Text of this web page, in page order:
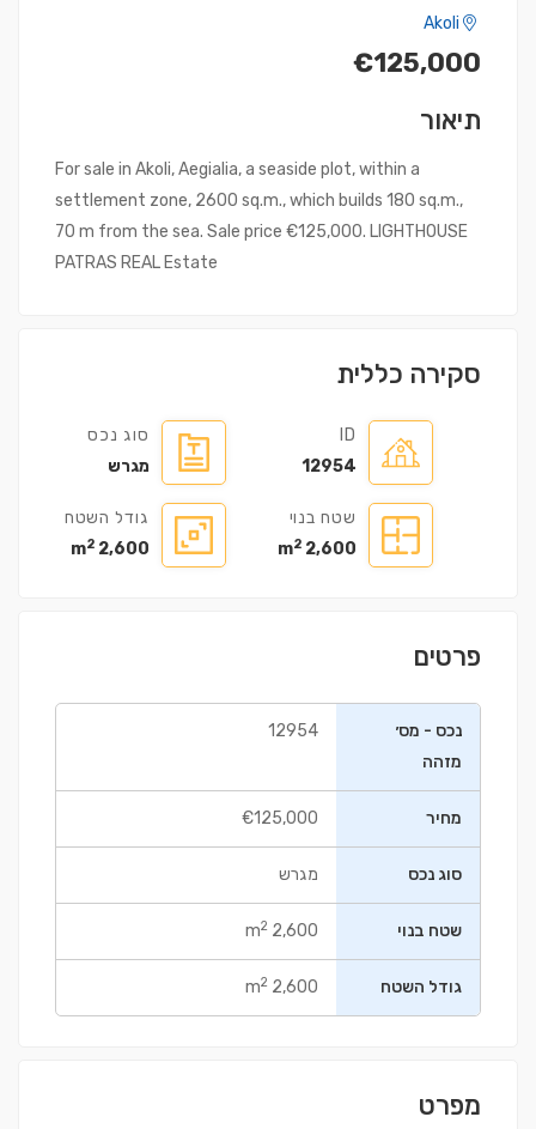
€125,000
תיאור
For sale in Akoli, Aegialia, a seaside plot, within a
settlement zone, 2600 sq.m., which builds 180 sq.m.,
70 m from the sea. Sale price €125,000. LIGHTHOUSE
PATRAS REAL Estate
סקירה כללית
ID
12954
סוג נכס
מגרש
שטח בנוי
2,600 m
2
גודל השטח
2,600 m
2
פרטים
נכס - מס׳
מזהה
12954
מחיר €125,000
סוג נכס מגרש
שטח בנוי 2,600 m
2
גודל השטח 2,600 m
2
מפרט